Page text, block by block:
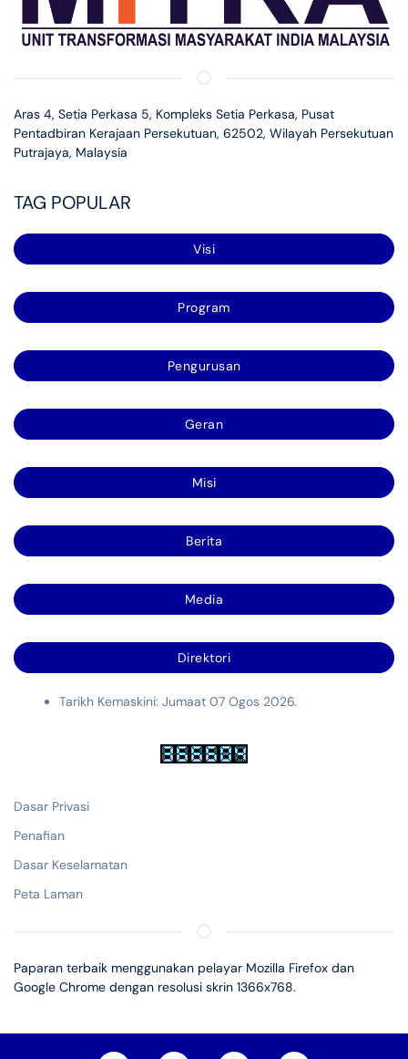
Aras 4, Setia Perkasa 5, Kompleks Setia Perkasa, Pusat
Pentadbiran Kerajaan Persekutuan, 62502, Wilayah Persekutuan
Putrajaya, Malaysia
TAG POPULAR
Visi
Program
Pengurusan
Geran
Misi
Berita
Media
Direktori
Tarikh Kemaskini: Jumaat 07 Ogos 2026.
Dasar Privasi
Penafian
Dasar Keselamatan
Peta Laman
Paparan terbaik menggunakan pelayar Mozilla Firefox dan
Google Chrome dengan resolusi skrin 1366x768.